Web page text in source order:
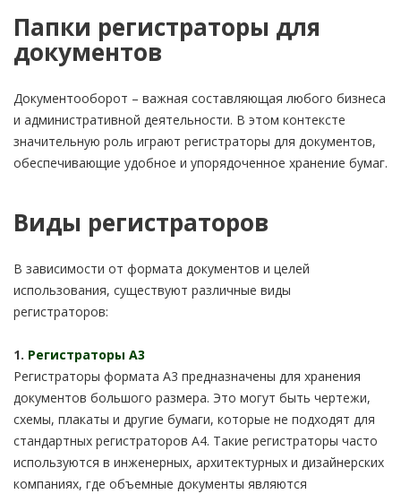
Папки регистраторы для
документов
Документооборот – важная составляющая любого бизнеса
и административной деятельности. В этом контексте
значительную роль играют регистраторы для документов,
обеспечивающие удобное и упорядоченное хранение бумаг.
Виды регистраторов
В зависимости от формата документов и целей
использования, существуют различные виды
регистраторов:
1. Регистраторы А3
Регистраторы формата А3 предназначены для хранения
документов большого размера. Это могут быть чертежи,
схемы, плакаты и другие бумаги, которые не подходят для
стандартных регистраторов А4. Такие регистраторы часто
используются в инженерных, архитектурных и дизайнерских
компаниях, где объемные документы являются